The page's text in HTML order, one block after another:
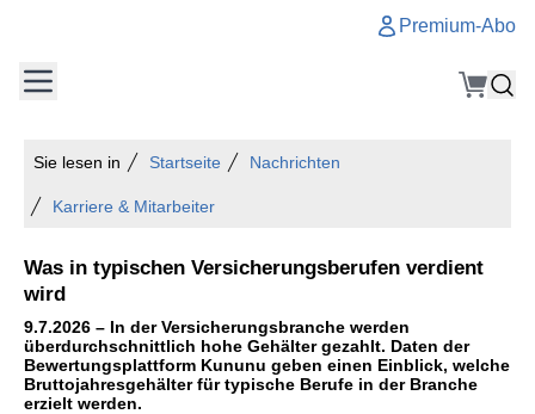
Premium-Abo
Sie lesen in Startseite Nachrichten
Karriere & Mitarbeiter
Was in typischen Versicherungsberufen verdient
wird
9.7.2026 – In der Versicherungsbranche werden
überdurchschnittlich hohe Gehälter gezahlt. Daten der
Bewertungsplattform Kununu geben einen Einblick, welche
Bruttojahresgehälter für typische Berufe in der Branche
erzielt werden.